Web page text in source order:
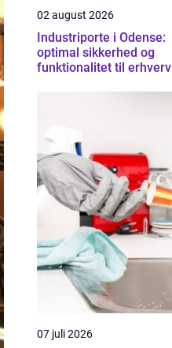
02 august 2026
Industriporte i Odense:
optimal sikkerhed og
funktionalitet til erhverv
07 juli 2026